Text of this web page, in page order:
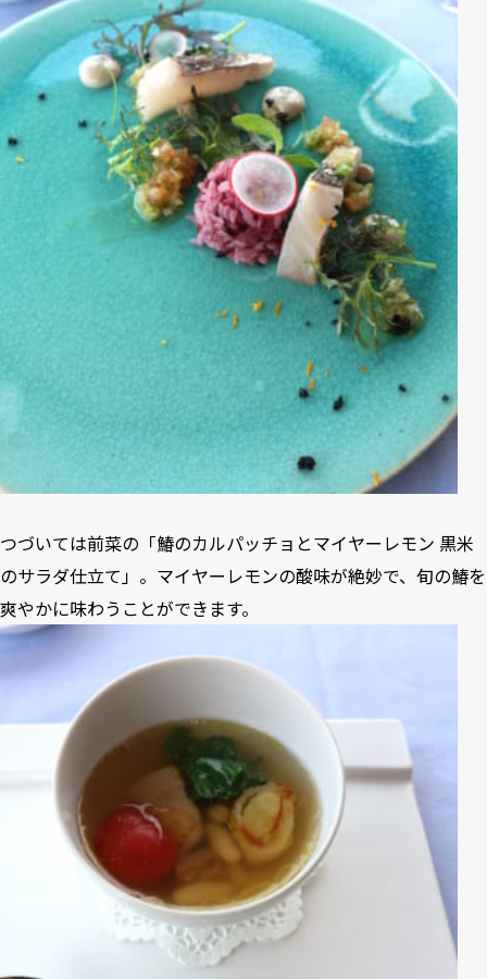
つづいては前菜の「鰆のカルパッチョとマイヤーレモン 黒米
のサラダ仕立て」。マイヤーレモンの酸味が絶妙で、旬の鰆を
爽やかに味わうことができます。